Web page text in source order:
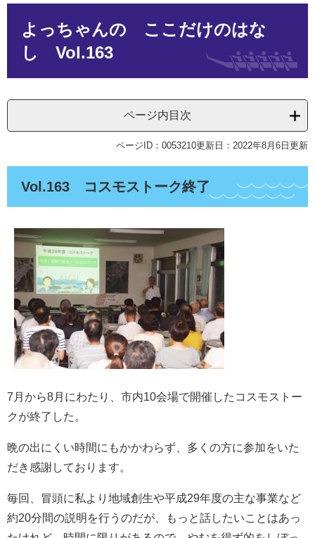
よっちゃんの ここだけのはな
し Vol.163
ページ内目次
ページID：0053210更新日：2022年8月6日更新
Vol.163 コスモストーク終了
7月から8月にわたり、市内10会場で開催したコスモストー
クが終了した。
晩の出にくい時間にもかかわらず、多くの方に参加をいた
だき感謝しております。
毎回、冒頭に私より地域創生や平成29年度の主な事業など
約20分間の説明を行うのだが、もっと話したいことはあっ